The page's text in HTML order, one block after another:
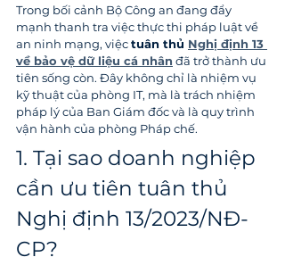
Trong bối cảnh Bộ Công an đang đẩy
mạnh thanh tra việc thực thi pháp luật về
an ninh mạng, việc tuân thủ Nghị định 13
về bảo vệ dữ liệu cá nhân đã trở thành ưu
tiên sống còn. Đây không chỉ là nhiệm vụ
kỹ thuật của phòng IT, mà là trách nhiệm
pháp lý của Ban Giám đốc và là quy trình
vận hành của phòng Pháp chế.
1. Tại sao doanh nghiệp
cần ưu tiên tuân thủ
Nghị định 13/2023/NĐ-
CP?